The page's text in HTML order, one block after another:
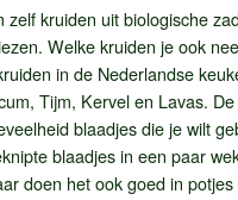
zelf kruiden uit biologische
Welke kruiden je ook
in de Nederlandse
Tijm, Kervel en Lavas.
blaadjes die je wilt
blaadjes in een paar
doen het ook goed in